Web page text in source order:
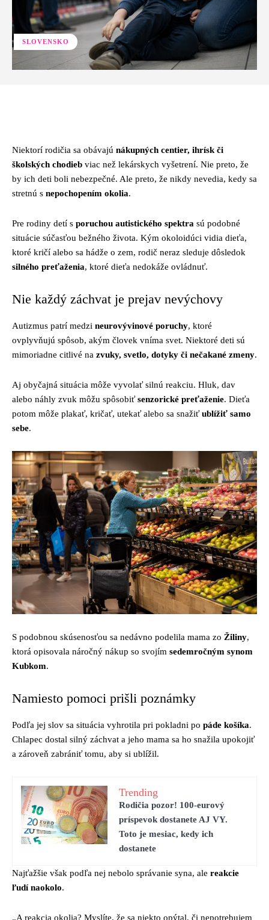
SLOVENSKO
Niektorí rodičia sa obávajú nákupných centier, ihrísk či
školských chodieb viac než lekárskych vyšetrení. Nie preto, že
by ich deti boli nebezpečné. Ale preto, že nikdy nevedia, kedy sa
stretnú s nepochopením okolia.
Pre rodiny detí s poruchou autistického spektra sú podobné
situácie súčasťou bežného života. Kým okoloidúci vidia dieťa,
ktoré kričí alebo sa hádže o zem, rodič neraz sleduje dôsledok
silného preťaženia, ktoré dieťa nedokáže ovládnuť.
Nie každý záchvat je prejav nevýchovy
Autizmus patrí medzi neurovývinové poruchy, ktoré
ovplyvňujú spôsob, akým človek vníma svet. Niektoré deti sú
mimoriadne citlivé na zvuky, svetlo, dotyky či nečakané zmeny.
Aj obyčajná situácia môže vyvolať silnú reakciu. Hluk, dav
alebo náhly zvuk môžu spôsobiť senzorické preťaženie. Dieťa
potom môže plakať, kričať, utekať alebo sa snažiť ublížiť samo
sebe.
S podobnou skúsenosťou sa nedávno podelila mama zo Žiliny,
ktorá opisovala náročný nákup so svojím sedemročným synom
Kubkom.
Namiesto pomoci prišli poznámky
Podľa jej slov sa situácia vyhrotila pri pokladni po páde košíka.
Chlapec dostal silný záchvat a jeho mama sa ho snažila upokojiť
a zároveň zabrániť tomu, aby si ublížil.
Trending
Rodičia pozor! 100-eurový
príspevok dostanete AJ VY.
Toto je mesiac, kedy ich
dostanete
Najťažšie však podľa nej nebolo správanie syna, ale reakcie
ľudí naokolo.
„A reakcia okolia? Myslíte, že sa niekto opýtal, či nepotrebujem